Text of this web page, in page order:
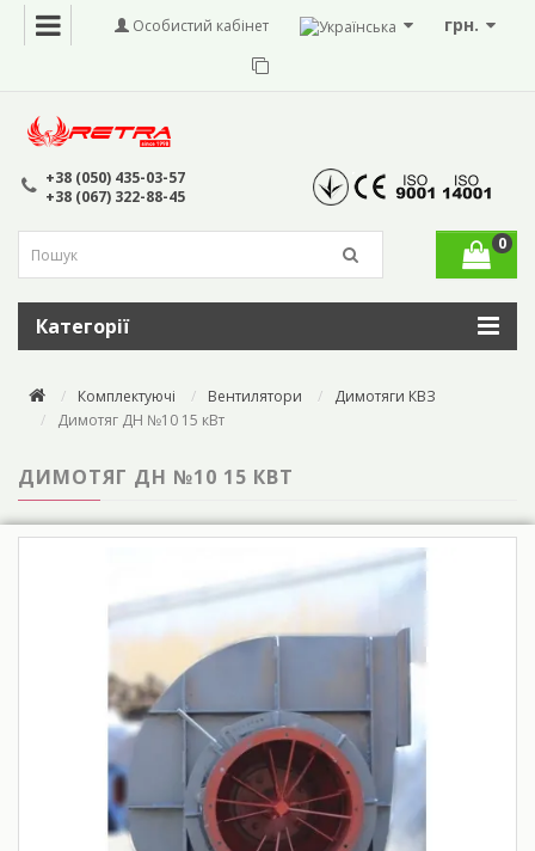
грн.
Особистий кабінет
+38 (050) 435-03-57
+38 (067) 322-88-45
0
Категорії
Комплектуючі Вентилятори
Димотяги КВЗ
Димотяг ДН №10 15 кВт
ДИМОТЯГ ДН №10 15 КВТ